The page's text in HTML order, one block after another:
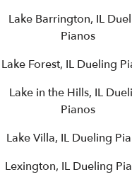
Lake Barrington, IL
Pianos
Lake Forest, IL Dueling
Lake in the Hills, IL
Pianos
Lake Villa, IL Dueling
Lexington, IL Dueling